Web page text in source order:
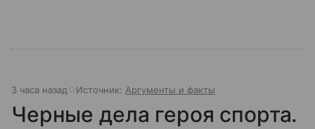
3 часа назад Источник: Аргументы и факты
Черные дела героя спорта.